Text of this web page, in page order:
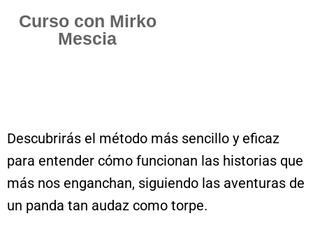
Curso con Mirko
Mescia
Descubrirás el método más sencillo y eficaz
para entender cómo funcionan las historias que
más nos enganchan, siguiendo las aventuras de
un panda tan audaz como torpe.